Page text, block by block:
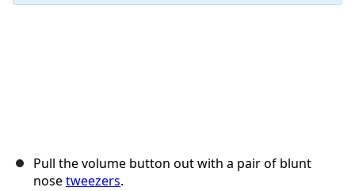
Pull the volume button out with a pair of blunt
nosetweezers.